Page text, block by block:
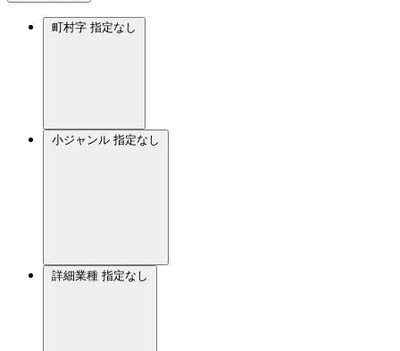
町村字 指定なし
小ジャンル 指定なし
詳細業種 指定なし